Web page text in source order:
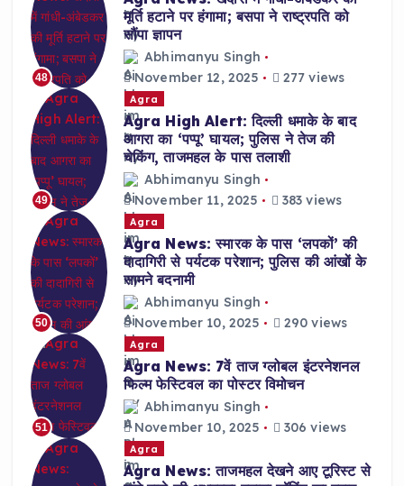
48
मूर्ति हटाने पर हंगामा; बसपा ने राष्ट्रपति को
सौंपा ज्ञापन
Abhimanyu Singh
November 12, 2025
277 views
49
Agra
Agra High Alert: दिल्ली धमाके के बाद
आगरा का ‘पप्पू’ घायल; पुलिस ने तेज की
चेकिंग, ताजमहल के पास तलाशी
Abhimanyu Singh
November 11, 2025
383 views
50
Agra
Agra News: स्मारक के पास ‘लपकों’ की
दादागिरी से पर्यटक परेशान; पुलिस की आंखों के
सामने बदनामी
Abhimanyu Singh
November 10, 2025
290 views
51
Agra
Agra News: 7वें ताज ग्लोबल इंटरनेशनल
फिल्म फेस्टिवल का पोस्टर विमोचन
Abhimanyu Singh
November 10, 2025
306 views
Agra
Agra News: ताजमहल देखने आए टूरिस्ट से